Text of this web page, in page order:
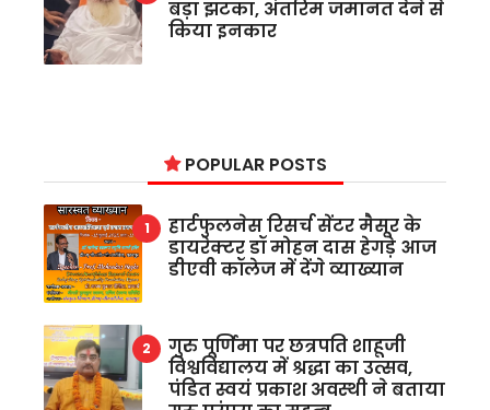
बड़ा झटका, अंतरिम जमानत देने से
किया इनकार
POPULAR POSTS
हार्टफुलनेस रिसर्च सेंटर मैसूर के
डायरेक्टर डॉ मोहन दास हेगड़े आज
डीएवी कॉलेज में देंगे व्याख्यान
गुरु पूर्णिमा पर छत्रपति शाहूजी
विश्वविद्यालय में श्रद्धा का उत्सव,
पंडित स्वयं प्रकाश अवस्थी ने बताया